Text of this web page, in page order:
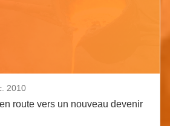
2010
route vers un nouveau devenir